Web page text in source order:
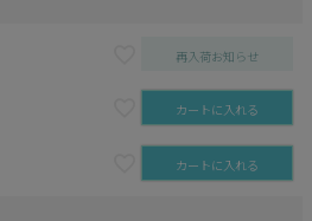
再入荷お知らせ
カートに入れる
カートに入れる